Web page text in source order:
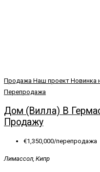
Продажа Наш проект Новинка
Перепродажа
Дом (вилла) В
Продажу
€1,350,000/перепродажа
Лимассол, Кипр